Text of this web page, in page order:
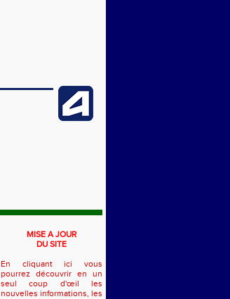
MISE A JOUR
DU SITE
En cliquant ici vous
pourrez découvrir en un
seul coup d'œil les
nouvelles informations, les